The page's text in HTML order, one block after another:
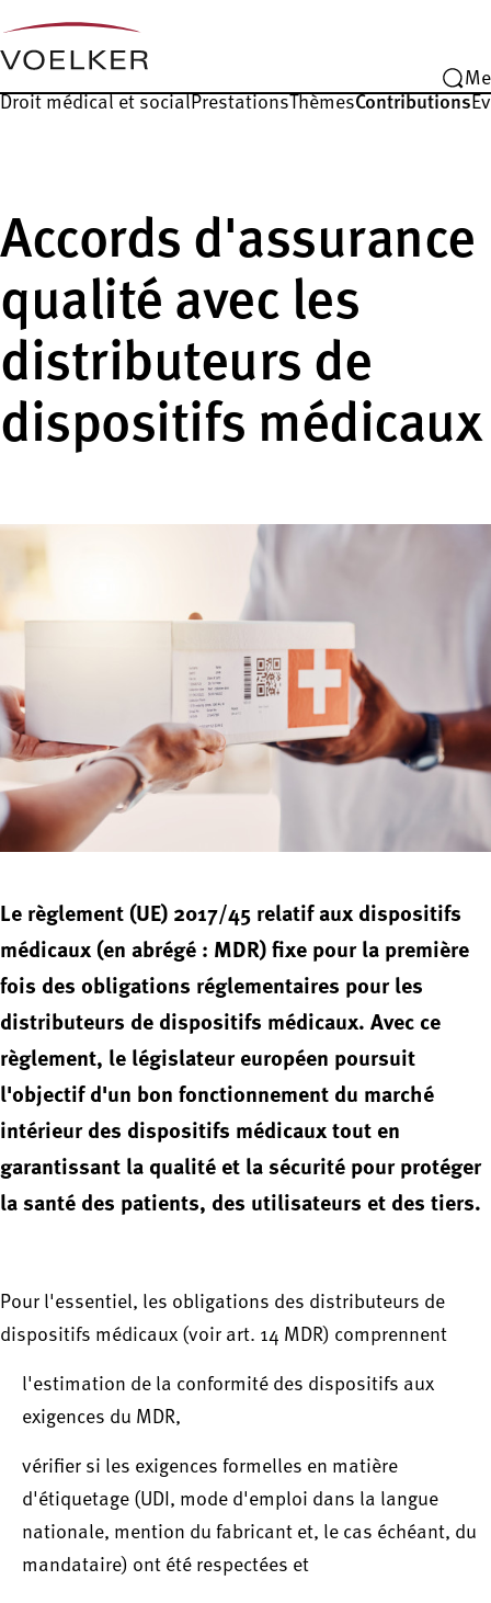
Droit médical et socialPrestationsThèmesContributions
Accords d'assurance
qualité avec les
distributeurs de
dispositifs médicaux
Le règlement (UE) 2017/45 relatif aux dispositifs
médicaux (en abrégé : MDR) fixe pour la première
fois des obligations réglementaires pour les
distributeurs de dispositifs médicaux. Avec ce
règlement, le législateur européen poursuit
l'objectif d'un bon fonctionnement du marché
intérieur des dispositifs médicaux tout en
garantissant la qualité et la sécurité pour protéger
la santé des patients, des utilisateurs et des tiers.
Pour l'essentiel, les obligations des distributeurs de
dispositifs médicaux (voir art. 14 MDR) comprennent
l'estimation de la conformité des dispositifs aux
exigences du MDR,
vérifier si les exigences formelles en matière
d'étiquetage (UDI, mode d'emploi dans la langue
nationale, mention du fabricant et, le cas échéant, du
mandataire) ont été respectées et